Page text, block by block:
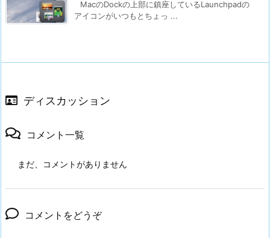
MacのDockの上部に鎮座しているLaunchpadの
アイコンがいつもとちょっ ...
ディスカッション
コメント一覧
まだ、コメントがありません
コメントをどうぞ